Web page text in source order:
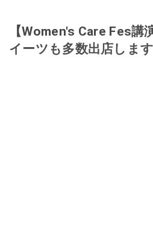
【Women's Care Fes講
イーツも多数出店します